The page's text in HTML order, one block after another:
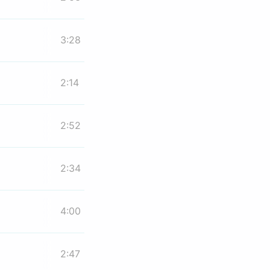
3:28
2:14
2:52
2:34
4:00
2:47